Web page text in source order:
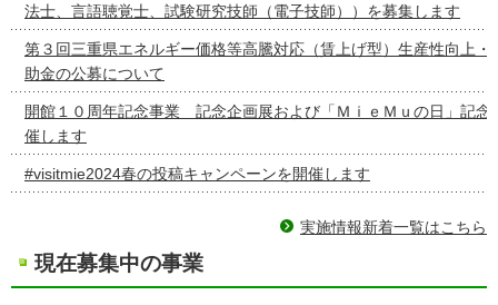
法士、言語聴覚士、試験研究技師（電子技師））を募集します
第３回三重県エネルギー価格等高騰対応（賃上げ型）生産性向上・
助金の公募について
開館１０周年記念事業 記念企画展および「ＭｉｅＭｕの日」記念
催します
#visitmie2024春の投稿キャンペーンを開催します
実施情報新着一覧はこちら
現在募集中の事業